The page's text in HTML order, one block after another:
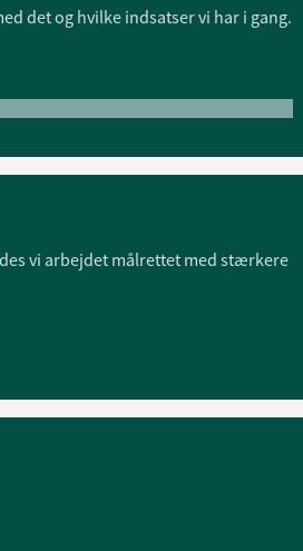
det og hvilke indsatser vi har i gang.
vi arbejdet målrettet med stærkere